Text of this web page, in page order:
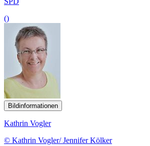
()
Bildinformationen
Kathrin Vogler
© Kathrin Vogler/ Jennifer Kölker